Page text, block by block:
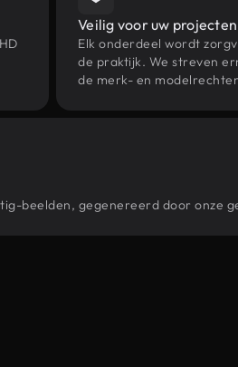
Veilig voor uw projecten
Elk onderdeel wordt
de praktijk. We streven
de merk- en
beelden, gegenereerd door onze